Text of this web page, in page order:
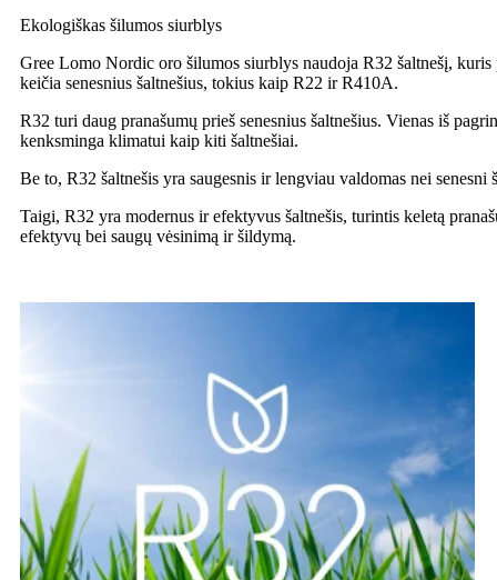
Ekologiškas šilumos siurblys
Gree Lomo Nordic oro šilumos siurblys naudoja R32 šaltnešį,
keičia senesnius šaltnešius, tokius kaip R22 ir R410A.
R32 turi daug pranašumų prieš senesnius šaltnešius. Vienas iš
kenksminga klimatui kaip kiti šaltnešiai.
Be to, R32 šaltnešis yra saugesnis ir lengviau valdomas nei senesni
Taigi, R32 yra modernus ir efektyvus šaltnešis, turintis keletą
efektyvų bei saugų vėsinimą ir šildymą.